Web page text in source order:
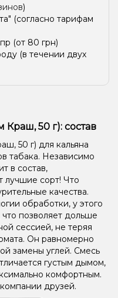
Мята Апельсин, Ваниль
Мороженое
Манго
Арбуз, Мандарин
Лёд/Холодок
Манго
Холодок Дыня
Мохито Кола, Лайм
Холодок
Малина
Печенье Ежевика
)
(согласно тарифам
(от 80 грн)
(в течении двух
Краш, 50 г): состав
50 г) для кальяна
табака. Независимо
в состав,
лучшие сорт! Что
качества.
обработки, у этого
позволяет дольше
сессией, не теряя
Он равномерно
замены углей. Смесь
густым дымом,
комфортным.
друзей.